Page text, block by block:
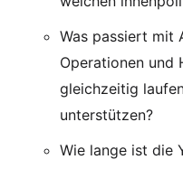
Was passiert mit
Operationen und
gleichzeitig
unterstützen?
Wie lange ist die